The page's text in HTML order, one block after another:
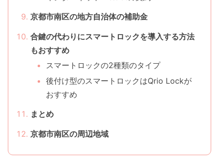
京都市南区の地方自治体の補助金
合鍵の代わりにスマートロックを導入する方法
もおすすめ
スマートロックの2種類のタイプ
後付け型のスマートロックはQrio Lockが
おすすめ
まとめ
京都市南区の周辺地域